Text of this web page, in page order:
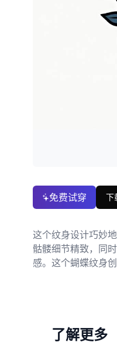
免费试穿 下
这个纹身设计巧妙
骷髅细节精致，同
感。这个蝴蝶纹身
了解更多